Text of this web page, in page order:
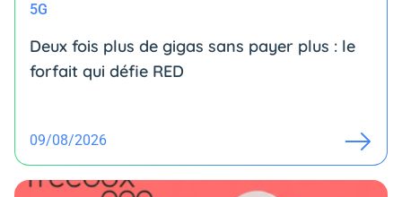
5G
Deux fois plus de gigas sans payer plus : le
forfait qui défie RED
09/08/2026